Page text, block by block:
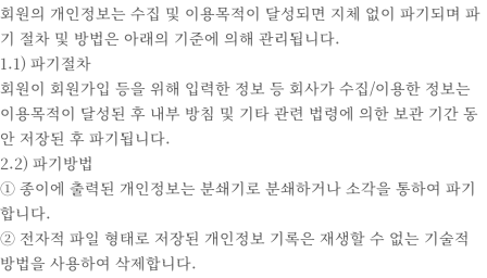
회원의 개인정보는 수집 및 이용목적이 달성되면 지체 없이 파기되며 파
기 절차 및 방법은 아래의 기준에 의해 관리됩니다.
1.1) 파기절차
회원이 회원가입 등을 위해 입력한 정보 등 회사가 수집/이용한 정보는
이용목적이 달성된 후 내부 방침 및 기타 관련 법령에 의한 보관 기간 동
안 저장된 후 파기됩니다.
2.2) 파기방법
① 종이에 출력된 개인정보는 분쇄기로 분쇄하거나 소각을 통하여 파기
합니다.
② 전자적 파일 형태로 저장된 개인정보 기록은 재생할 수 없는 기술적
방법을 사용하여 삭제합니다.